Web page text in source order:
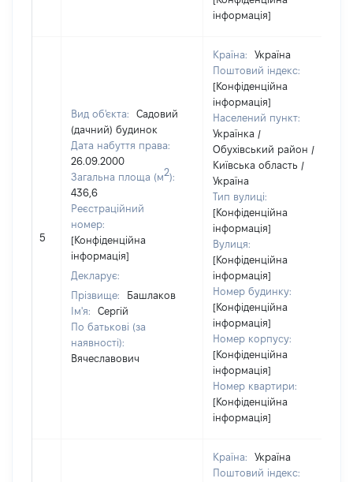
інформація]
5
Вид об'єкта:
Садовий
(дачний) будинок
Дата набуття права:
26.09.2000
Загальна площа (м2):
436,6
Реєстраційний
номер:
[Конфіденційна
інформація]
Декларує:
Прізвище:
Башлаков
Ім'я:
Сергій
По батькові (за
наявності):
Вячеславович
Країна:
Україна
Поштовий індекс:
[Конфіденційна
інформація]
Населений пункт:
Українка /
Обухівський район /
Київська область /
Україна
Тип вулиці:
[Конфіденційна
інформація]
Вулиця:
[Конфіденційна
інформація]
Номер будинку:
[Конфіденційна
інформація]
Номер корпусу:
[Конфіденційна
інформація]
Номер квартири:
[Конфіденційна
інформація]
Країна:
Україна
Поштовий індекс: